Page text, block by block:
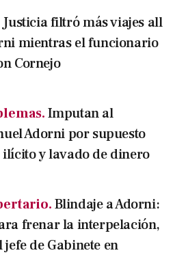
Justicia filtró más viajes all
mientras el funcionario
Cornejo
Imputan al
Adorni por supuesto
y lavado de dinero
Blindaje a Adorni:
frenar la interpelación,
de Gabinete en